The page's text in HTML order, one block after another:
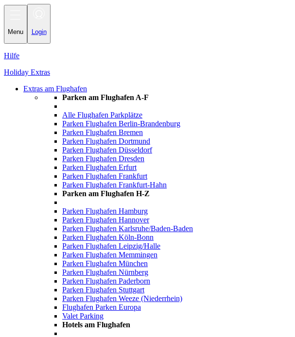
Menu Login
Hilfe
Holiday Extras
Extras am Flughafen
Parken am Flughafen A-F
Alle Flughafen Parkplätze
Parken Flughafen Berlin-Brandenburg
Parken Flughafen Bremen
Parken Flughafen Dortmund
Parken Flughafen Düsseldorf
Parken Flughafen Dresden
Parken Flughafen Erfurt
Parken Flughafen Frankfurt
Parken Flughafen Frankfurt-Hahn
Parken am Flughafen H-Z
Parken Flughafen Hamburg
Parken Flughafen Hannover
Parken Flughafen Karlsruhe/Baden-Baden
Parken Flughafen Köln-Bonn
Parken Flughafen Leipzig/Halle
Parken Flughafen Memmingen
Parken Flughafen München
Parken Flughafen Nürnberg
Parken Flughafen Paderborn
Parken Flughafen Stuttgart
Parken Flughafen Weeze (Niederrhein)
Flughafen Parken Europa
Valet Parking
Hotels am Flughafen